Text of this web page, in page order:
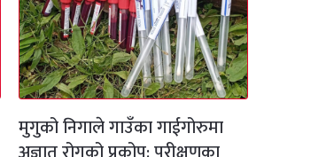
मुगुको निगाले गाउँका गाईगोरुमा